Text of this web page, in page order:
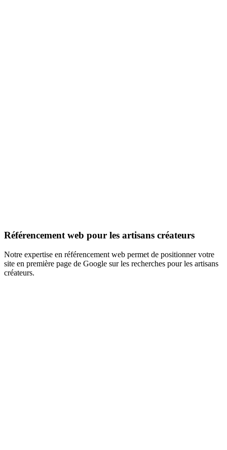
Référencement web pour les artisans créateurs
Notre expertise en référencement web permet de positionner votre
site en première page de Google sur les recherches pour les artisans
créateurs.